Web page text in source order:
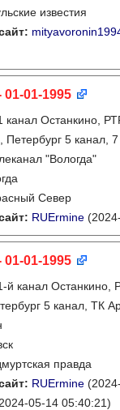
известия
01-01-1995
канал Останкино,
Петербург 5 канал,
"Вологда"
Север
RUErmine
01-01-1995
й канал Останкино,
5 канал, ТК
правда
RUErmine
05-14 05:40:21)